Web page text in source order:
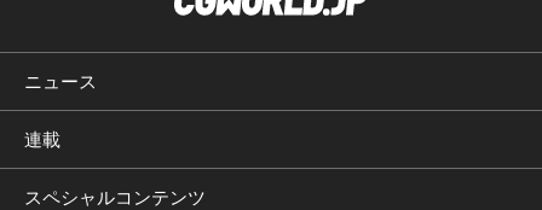
ニュース
連載
スペシャルコンテンツ